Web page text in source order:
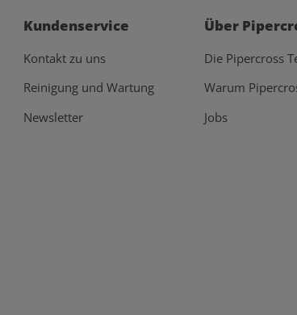
Kundenservice
Kontakt zu uns
Reinigung und Wartung
Newsletter
Über
Die Pipercross
Warum
Jobs